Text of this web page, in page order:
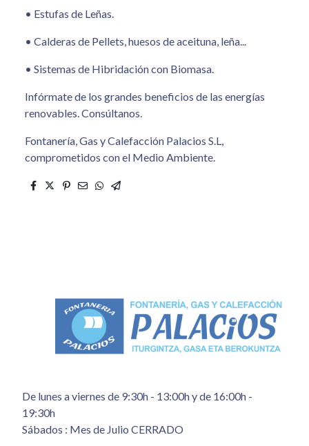
• Estufas de Leñas.
• Calderas de Pellets, huesos de aceituna, leña...
• Sistemas de Hibridación con Biomasa.
Infórmate de los grandes beneficios de las energías
renovables. Consúltanos.
Fontanería, Gas y Calefacción Palacios S.L,
comprometidos con el Medio Ambiente.
De lunes a viernes de 9:30h - 13:00h y de 16:00h -
19:30h
Sábados : Mes de Julio CERRADO